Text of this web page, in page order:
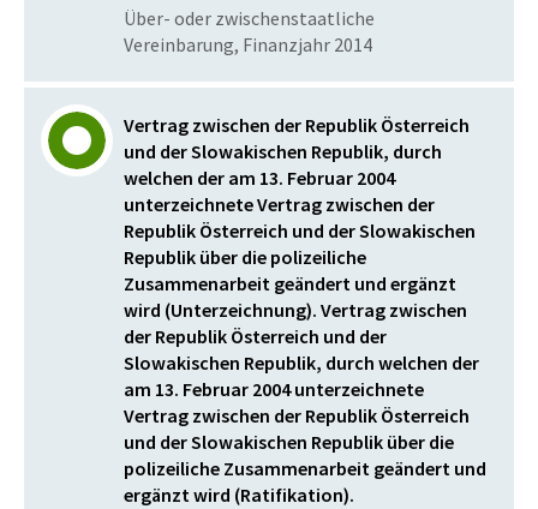
Über- oder zwischenstaatliche
Vereinbarung, Finanzjahr 2014
Vertrag zwischen der Republik Österreich
und der Slowakischen Republik, durch
welchen der am 13. Februar 2004
unterzeichnete Vertrag zwischen der
Republik Österreich und der Slowakischen
Republik über die polizeiliche
Zusammenarbeit geändert und ergänzt
wird (Unterzeichnung). Vertrag zwischen
der Republik Österreich und der
Slowakischen Republik, durch welchen der
am 13. Februar 2004 unterzeichnete
Vertrag zwischen der Republik Österreich
und der Slowakischen Republik über die
polizeiliche Zusammenarbeit geändert und
ergänzt wird (Ratifikation).